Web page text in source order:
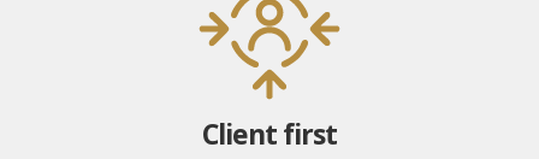
Client first